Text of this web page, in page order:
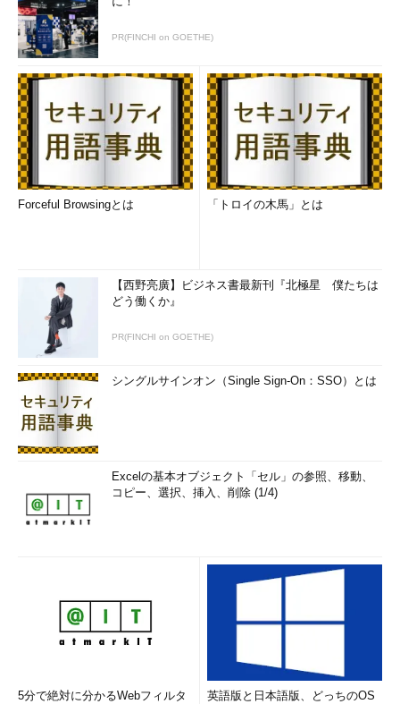
ータを有効活用するためのサービスの構築や、SDx（Software-
Defined anything）などのインフラ構築に携わる技術者にもニー
ズがあるという。
さらに、セキュリティに関していえば、「これらEnd-to-End
の全ての分野でセキュリティが求められる」と述べ、そのキャリ
アの幅広さを強調した。
Safe by Defalutを実現するフレームワークを整
備するフェイスブック
PR(FINCHI on GOETHE)
Forceful Browsingとは 「トロイの木馬」とは
【西野亮廣】ビジネス書最新刊『北極星 僕たちは
どう働くか』
PR(FINCHI on GOETHE)
シングルサインオン（Single Sign-On：SSO）とは
Excelの基本オブジェクト「セル」の参照、移動、
コピー、選択、挿入、削除 (1/4)
5分で絶対に分かるWebフィルタ
英語版と日本語版、どっちのOS